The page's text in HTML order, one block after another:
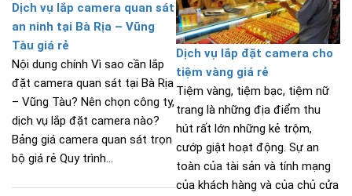
Dịch vụ lắp camera quan sát
an ninh tại Bà Rịa – Vũng
Tàu giá rẻ
Nội dung chính Vì sao cần lắp
đặt camera quan sát tại Bà Rịa
– Vũng Tàu? Nên chọn công ty,
dịch vụ lắp đặt camera nào?
Bảng giá camera quan sát trọn
bộ giá rẻ Quy trình...
Dịch vụ lắp đặt camera cho
tiệm vàng giá rẻ
Tiệm vàng, tiệm bạc, tiệm nữ
trang là những địa điểm thu
hút rất lớn những kẻ trộm,
cướp giật hoạt động. Sự an
toàn của tài sản và tính mạng
của khách hàng và của chủ cửa